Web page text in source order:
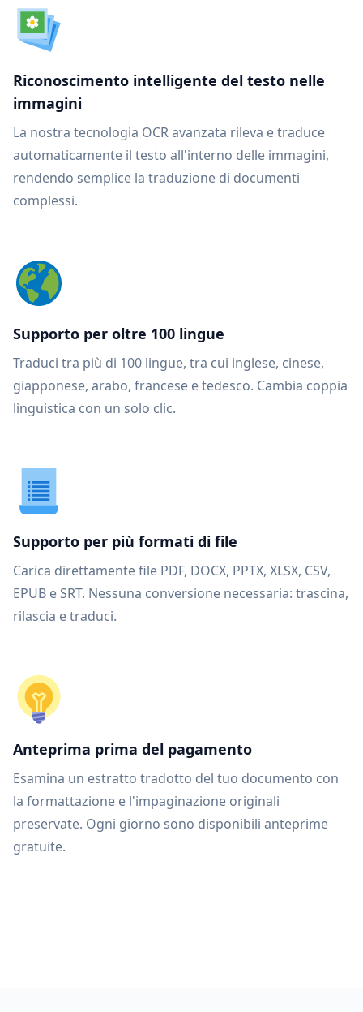
Riconoscimento intelligente del testo nelle
immagini
La nostra tecnologia OCR avanzata rileva e traduce
automaticamente il testo all'interno delle immagini,
rendendo semplice la traduzione di documenti
complessi.
Supporto per oltre 100 lingue
Traduci tra più di 100 lingue, tra cui inglese, cinese,
giapponese, arabo, francese e tedesco. Cambia coppia
linguistica con un solo clic.
Supporto per più formati di file
Carica direttamente file PDF, DOCX, PPTX, XLSX, CSV,
EPUB e SRT. Nessuna conversione necessaria: trascina,
rilascia e traduci.
Anteprima prima del pagamento
Esamina un estratto tradotto del tuo documento con
la formattazione e l'impaginazione originali
preservate. Ogni giorno sono disponibili anteprime
gratuite.